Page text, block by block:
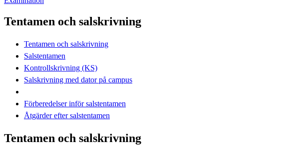
Tentamen och salskrivning
Tentamen och salskrivning
Salstentamen
Kontrollskrivning (KS)
Salskrivning med dator på campus
Förberedelser inför salstentamen
Åtgärder efter salstentamen
Tentamen och salskrivning